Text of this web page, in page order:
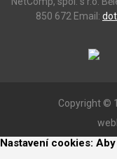
850 672 Email:
Copyright ©
Nastavení cookies: